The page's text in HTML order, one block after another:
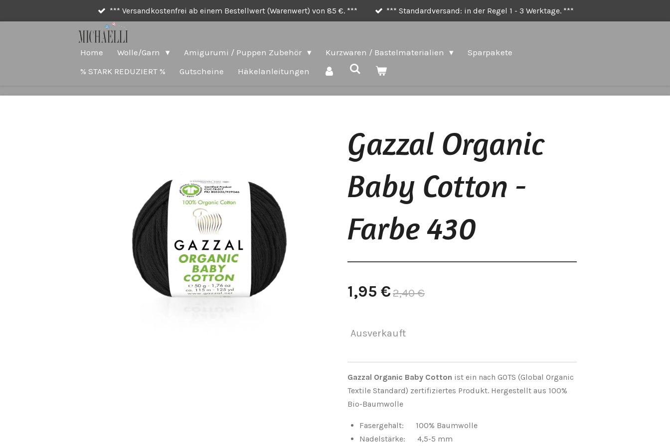
*** Versandkostenfrei ab einem Bestellwert (Warenwert) von 85 €. *** *** Standardversand: in der Regel 1 - 3 Werktage. ***
Home Wolle/Garn Amigurumi / Puppen Zubehör Kurzwaren / Bastelmaterialien
Sparpakete
% STARK REDUZIERT %
Gutscheine Häkelanleitungen
Gazzal Organic
Baby Cotton -
Farbe 430
1,95 €2,40 €
Ausverkauft
Gazzal Organic Baby Cotton ist ein nach GOTS (Global Organic
Textile Standard) zertifiziertes Produkt. Hergestellt aus 100%
Bio-Baumwolle
Fasergehalt: 100% Baumwolle
Nadelstärke: 4,5-5 mm